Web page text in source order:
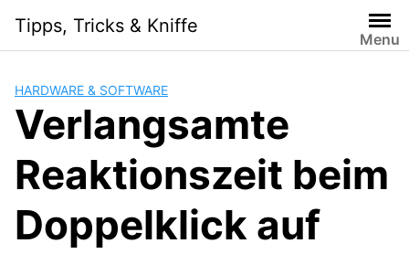
content
Tipps, Tricks & Kniffe
Menu
HARDWARE & SOFTWARE
Verlangsamte
Reaktionszeit beim
Doppelklick auf